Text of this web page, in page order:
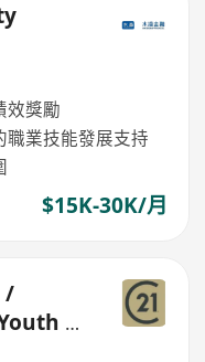
效獎勵
業技能發展支持
$15K-30K/月
/
&